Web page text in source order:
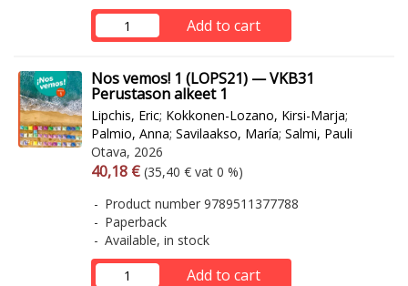
Add to cart
Nos vemos! 1 (LOPS21) — VKB31
Perustason alkeet 1
Lipchis, Eric; Kokkonen-Lozano, Kirsi-Marja;
Palmio, Anna; Savilaakso, María; Salmi, Pauli
Otava, 2026
Arvonlisäverollinen hinta
40,18 € Excl. vat
(35,40 € vat 0 %)
Product number 9789511377788
Paperback
Available, in stock
Add to cart